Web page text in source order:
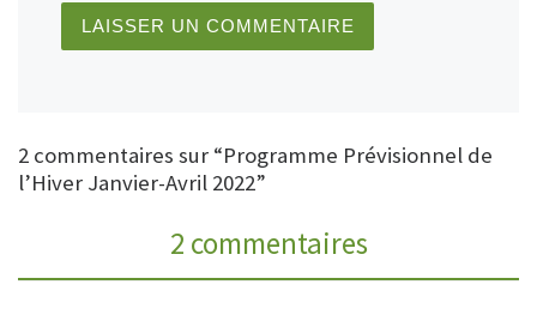
2 commentaires sur “Programme Prévisionnel de
l’Hiver Janvier-Avril 2022”
2 commentaires